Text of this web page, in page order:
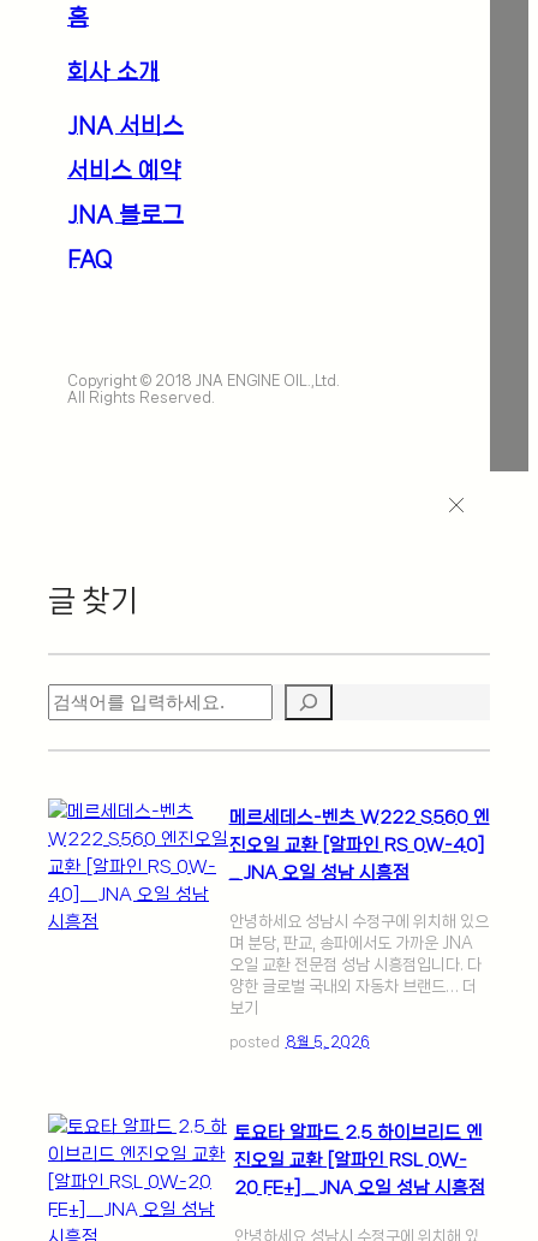
홈
회사 소개
JNA 서비스
서비스 예약
JNA 블로그
FAQ
Copyright © 2018 JNA ENGINE OIL.,Ltd.
All Rights Reserved.
글 찾기
검
색
메르세데스-벤츠 W222 S560 엔
진오일 교환 [알파인 RS 0W-40]
_ JNA 오일 성남 시흥점
안녕하세요 성남시 수정구에 위치해 있으
며 분당, 판교, 송파에서도 가까운 JNA
오일 교환 전문점 성남 시흥점입니다. 다
양한 글로벌 국내외 자동차 브랜드… 더
보기
posted 8월 5, 2026
토요타 알파드 2.5 하이브리드 엔
진오일 교환 [알파인 RSL 0W-
20 FE+] _ JNA 오일 성남 시흥점
안녕하세요 성남시 수정구에 위치해 있